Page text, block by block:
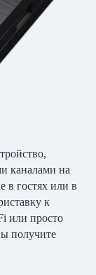
каналами на
в гостях или в
к
или просто
получите